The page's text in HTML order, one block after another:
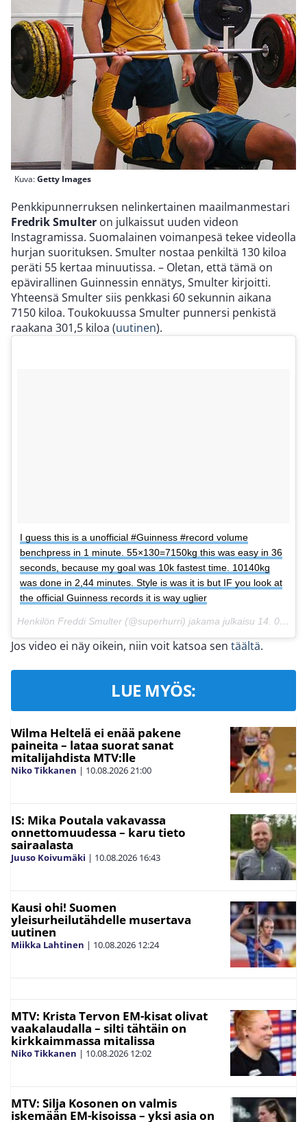
Kuva:Getty Images
Penkkipunnerruksen nelinkertainen maailmanmestari
Fredrik Smulter on julkaissut uuden videon
Instagramissa. Suomalainen voimanpesä tekee videolla
hurjan suorituksen. Smulter nostaa penkiltä 130 kiloa
peräti 55 kertaa minuutissa. – Oletan, että tämä on
epävirallinen Guinnessin ennätys, Smulter kirjoitti.
Yhteensä Smulter siis penkkasi 60 sekunnin aikana
7150 kiloa. Toukokuussa Smulter punnersi penkistä
raakana 301,5 kiloa (uutinen).
I guess this is a unofficial #Guinness #record volume
benchpress in 1 minute. 55×130=7150kg this was easy in 36
seconds, because my goal was 10k fastest time. 10140kg
was done in 2,44 minutes. Style is was it is but IF you look at
the official Guinness records it is way uglier
Henkilön Freddi Smulter (@superhurri) jakama julkaisu 14. 09ta 2017 klo 4.20 PDT
Jos video ei näy oikein, niin voit katsoa sen täältä.
LUE MYÖS:
Wilma Heltelä ei enää pakene
paineita – lataa suorat sanat
mitalijahdista MTV:lle
Niko Tikkanen | 10.08.202621:00
IS: Mika Poutala vakavassa
onnettomuudessa – karu tieto
sairaalasta
Juuso Koivumäki | 10.08.2026 16:43
Kausi ohi! Suomen
yleisurheilutähdelle musertava
uutinen
Miikka Lahtinen | 10.08.2026 12:24
MTV: Krista Tervon EM-kisat olivat
vaakalaudalla – silti tähtäin on
kirkkaimmassa mitalissa
Niko Tikkanen | 10.08.2026 12:02
MTV: Silja Kosonen on valmis
iskemään EM-kisoissa – yksi asia on